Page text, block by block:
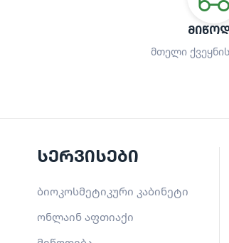
მთელი
სერვისები
ბიოკოსმეტიკური კაბინეტი
ონლაინ აფთიაქი